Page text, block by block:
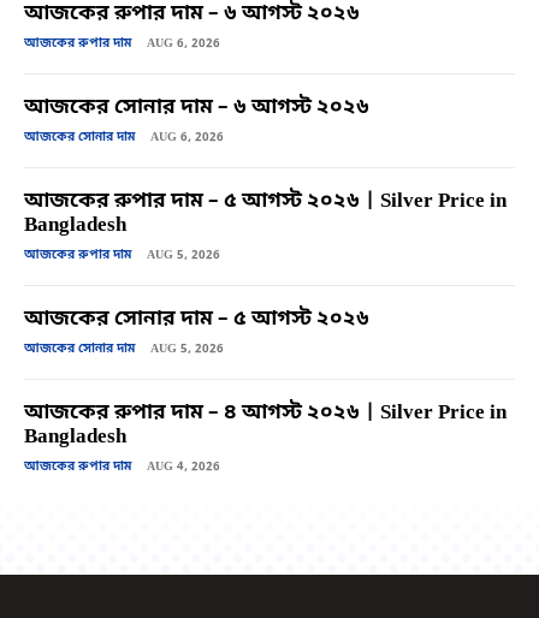
আজকের রুপার দাম – ৬ আগস্ট ২০২৬
আজকের রুপার দাম AUG 6, 2026
আজকের সোনার দাম – ৬ আগস্ট ২০২৬
আজকের সোনার দাম AUG 6, 2026
আজকের রুপার দাম – ৫ আগস্ট ২০২৬ | Silver Price in
Bangladesh
আজকের রুপার দাম AUG 5, 2026
আজকের সোনার দাম – ৫ আগস্ট ২০২৬
আজকের সোনার দাম AUG 5, 2026
আজকের রুপার দাম – ৪ আগস্ট ২০২৬ | Silver Price in
Bangladesh
আজকের রুপার দাম AUG 4, 2026